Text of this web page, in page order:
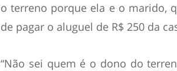
o terreno porque ela e o marido,
de pagar o aluguel de R$ 250 da
“Não sei quem é o dono do